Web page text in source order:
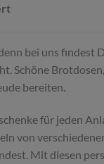
bei uns findest
Schöne
bereiten.
für jeden
von
Mit diesen